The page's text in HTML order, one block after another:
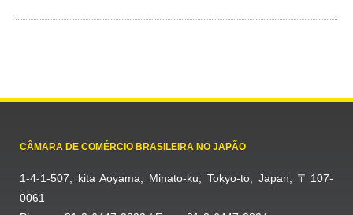
CÂMARA DE COMÉRCIO BRASILEIRA NO JAPÃO
1-4-1-507, kita Aoyama, Minato-ku, Tokyo-to, Japan, 〒107-
0061